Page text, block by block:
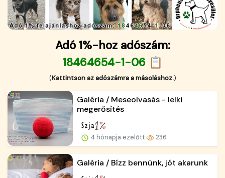
Adó 1%-hoz adószám:
18464654-1-06 📋
(Kattintson az adószámra a másoláshoz.)
Galéria / Meseolvasás - lelki
megerősítés
4 hónapja ezelőtt 236
Galéria / Bízz bennünk, jót akarunk